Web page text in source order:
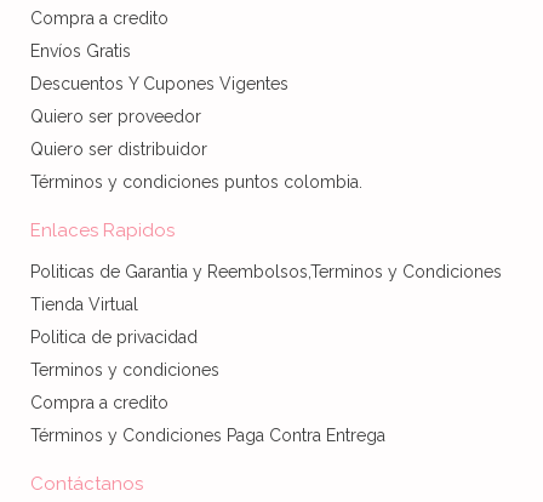
Compra a credito
Envíos Gratis
Descuentos Y Cupones Vigentes
Quiero ser proveedor
Quiero ser distribuidor
Términos y condiciones puntos colombia.
Enlaces Rapidos
Politicas de Garantia y Reembolsos,Terminos y Condiciones
Tienda Virtual
Politica de privacidad
Terminos y condiciones
Compra a credito
Términos y Condiciones Paga Contra Entrega
Contáctanos